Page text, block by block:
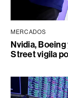
MERCADOS
Nvidia, Boeing
Street vigila